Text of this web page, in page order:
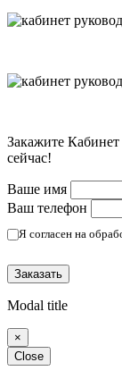
Закажите
сейчас!
Ваше имя
Ваш телефон
Я согласен на
Modal title
×
Close